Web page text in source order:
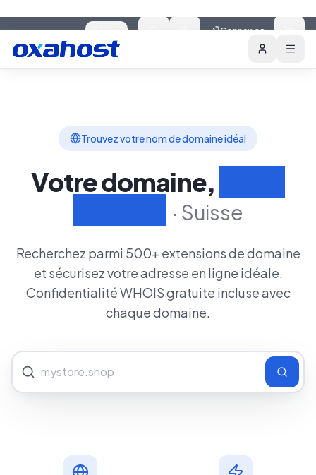
🇨🇭
Trouvez votre nom de domaine idéal
Votre domaine,
· Suisse
Recherchez parmi 500+ extensions de domaine
et sécurisez votre adresse en ligne idéale.
Confidentialité WHOIS gratuite incluse avec
chaque domaine.
Domaines Fonctionnalités